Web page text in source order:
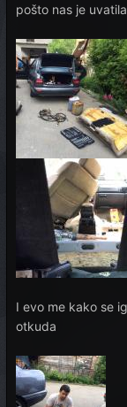
pošto nas je
I evo me kako se
otkuda